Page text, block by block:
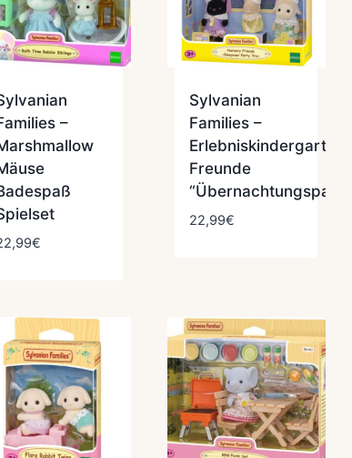
–
€
Sylvanian
Families –
Erlebniskindergarten
Freunde
“Übernachtungsparty”
22,99€